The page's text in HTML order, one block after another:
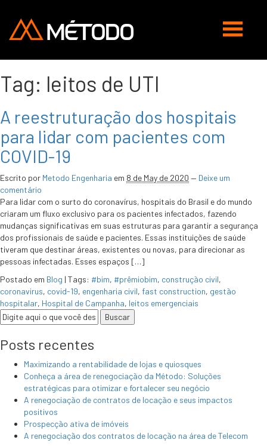
Abrir
Tag: leitos de UTI
A reestruturação dos hospitais
para lidar com pacientes com
COVID-19
Escrito por Metodo Engenharia em 8 de May de 2020 — Deixe um
comentário
Para lidar com o surto do coronavírus, hospitais do Brasil e do mundo
criaram um fluxo exclusivo para os pacientes infectados, fazendo
mudanças significativas em suas estruturas para garantir a segurança
dos profissionais de saúde e pacientes. Essas instituições de saúde
tiveram que destinar áreas, existentes ou novas, para direcionar as
pessoas infectadas. Esses espaços […]
Postado em Blog | Tags: #bim, #prêmiobim, construção civil,
coronavirus, covid-19, engenharia civil, fast construction, gestão
hospitalar, Hospital de Campanha, leitos emergenciais
Posts recentes
Maximizando a rentabilidade de lojas e quiosques
Conheça a área de renegociação da Método: Soluções
estratégicas para otimizar e fortalecer seu negócio
A renegociação de contratos de locação e seus impactos
positivos
Prospecção ativa de imóveis
A renegociação dos contratos de locação na área de Telecom